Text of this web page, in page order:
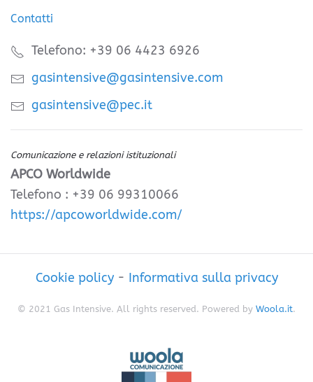
Contatti
Telefono: +39 06 4423 6926
gasintensive@gasintensive.com
gasintensive@pec.it
Comunicazione e relazioni istituzionali
APCO Worldwide
Telefono : +39 06 99310066
https://apcoworldwide.com/
Cookie policy- Informativa sulla privacy
© 2021 Gas Intensive. All rights reserved. Powered by Woola.it.